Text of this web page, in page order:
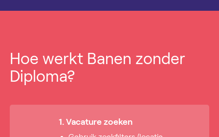
Hoe werkt Banen zonder
Diploma?
1. Vacature zoeken